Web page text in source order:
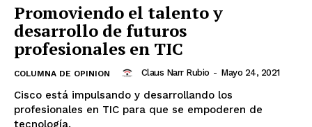
Promoviendo el talento y
desarrollo de futuros
profesionales en TIC
COLUMNA DE OPINION Claus Narr Rubio - Mayo 24, 2021
Cisco está impulsando y desarrollando los
profesionales en TIC para que se empoderen de
tecnología.